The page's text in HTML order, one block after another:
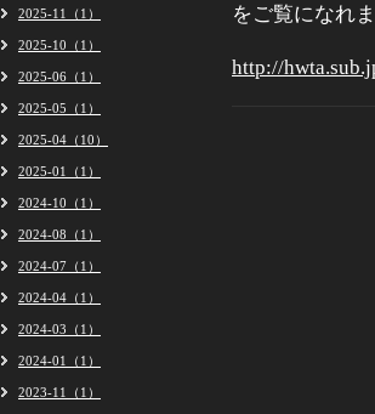
をご覧になれ
http://
2025-11（1）
2025-10（1）
2025-06（1）
2025-05（1）
2025-04（10）
2025-01（1）
2024-10（1）
2024-08（1）
2024-07（1）
2024-04（1）
2024-03（1）
2024-01（1）
2023-11（1）